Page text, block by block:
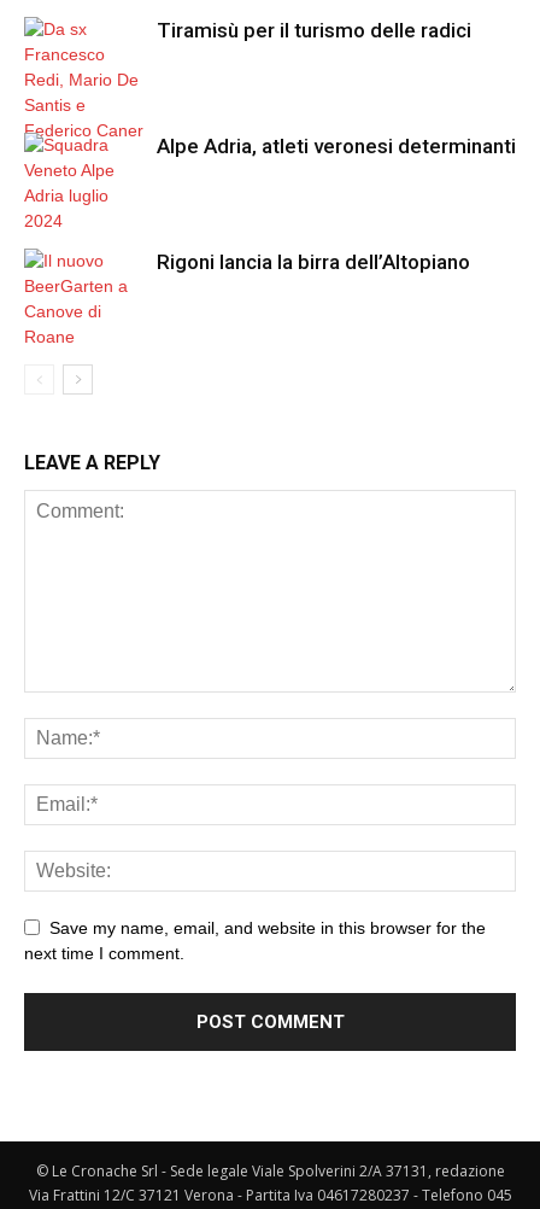
Tiramisù per il turismo delle radici
Alpe Adria, atleti veronesi determinanti
Rigoni lancia la birra dell’Altopiano
LEAVE A REPLY
Save my name, email, and website in this browser for the
next time I comment.
© Le Cronache Srl - Sede legale Viale Spolverini 2/A 37131, redazione
Via Frattini 12/C 37121 Verona - Partita Iva 04617280237 - Telefono 045